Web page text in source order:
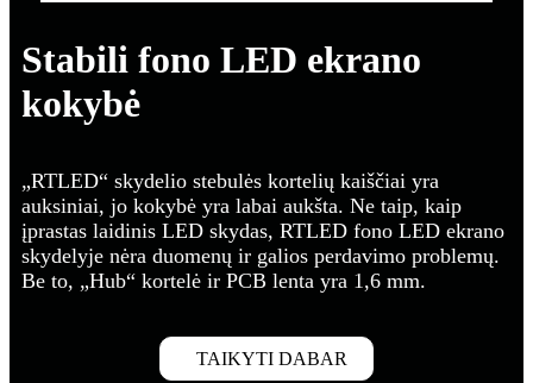
Stabili fono LED ekrano
kokybė
„RTLED“ skydelio stebulės kortelių kaiščiai yra
auksiniai, jo kokybė yra labai aukšta. Ne taip, kaip
įprastas laidinis LED skydas, RTLED fono LED ekrano
skydelyje nėra duomenų ir galios perdavimo problemų.
Be to, „Hub“ kortelė ir PCB lenta yra 1,6 mm.
TAIKYTI DABAR